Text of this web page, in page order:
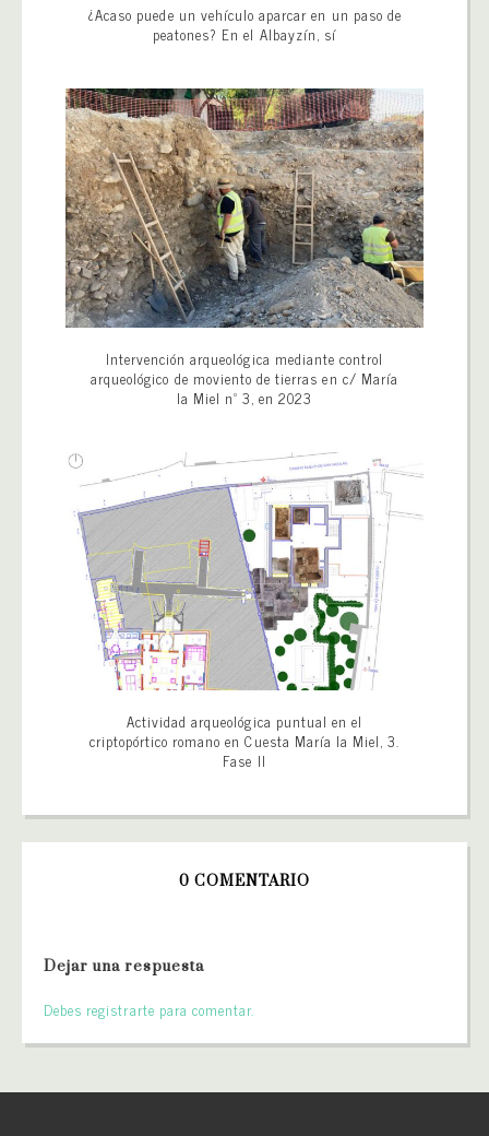
¿Acaso puede un vehículo aparcar en un paso de
peatones? En el Albayzín, sí
Intervención arqueológica mediante control
arqueológico de moviento de tierras en c/ María
la Miel nº 3, en 2023
Actividad arqueológica puntual en el
criptopórtico romano en Cuesta María la Miel, 3.
Fase II
0 COMENTARIO
Dejar una respuesta
Debes registrarte para comentar.